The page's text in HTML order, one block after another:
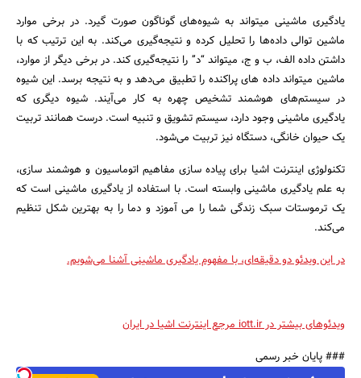
جستجو
یادگیری ماشینی میتواند به شیوه‌های گوناگون صورت گیرد. در برخی موارد
ماشین توالی داده‌ها را تحلیل کرده و نتیجه‌گیری می‌کند. به این ترتیب که با
داشتن داده الف، ب و ج، میتواند “د” را نتیجه‌گیری کند. در برخی دیگر از موارد،
ماشین میتواند داده های پراکنده را تطبیق می‌دهد و به نتیجه برسد. این شیوه
در سیستم‌های هوشمند تشخیص چهره به کار می‌آیند. شیوه دیگری که
یادگیری ماشینی وجود دارد، سیستم تشویق و تنبیه است. درست همانند تربیت
یک حیوان خانگی، دستگاه نیز تربیت می‌شود.
تکنولوژی اینترنت اشیا برای پیاده سازی مفاهیم اتوماسیون و هوشمند سازی،
به علم یادگیری ماشینی وابسته است. با استفاده از یادگیری ماشینی است که
یک ترموستات سبک زندگی شما را می آموزد و دما را به بهترین شکل تنظیم
می‌کند.
در این ویدئو دو دقیقه‌ای، با مفهوم یادگیری ماشینی آشنا می‌شویم.
ویدئوهای بیشتر در iott.ir مرجع اینترنت اشیا در ایران
### پایان خبر رسمی